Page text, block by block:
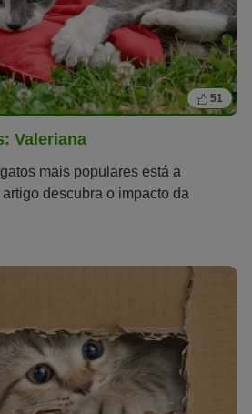
51
Valeriana
mais populares está a
descubra o impacto da